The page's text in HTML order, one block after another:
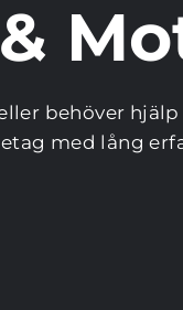
behöver
med lång